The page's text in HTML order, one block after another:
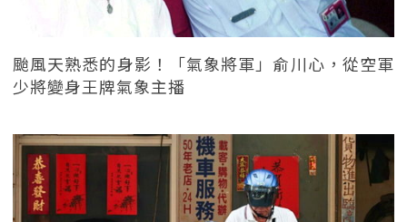
颱風天熟悉的身影！「氣象將軍」俞川心，從空軍
少將變身王牌氣象主播